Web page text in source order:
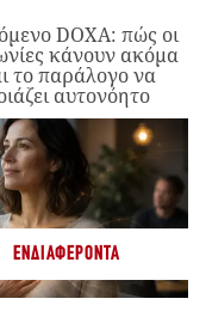
DOXA: πώς οι
κάνουν ακόμα
το παράλογο να
αυτονόητο
ΕΝΔΙΑΦΈΡΟΝΤΑ